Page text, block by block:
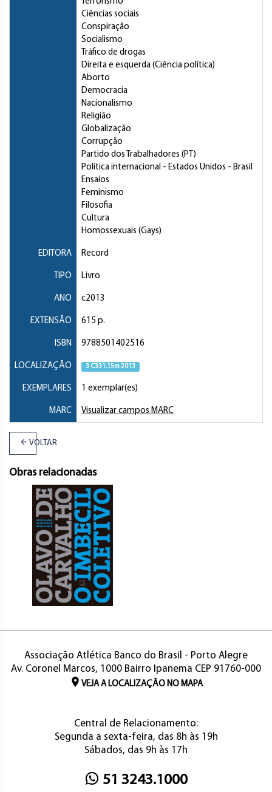
Ciências sociais
Conspiração
Socialismo
Tráfico de drogas
Direita e esquerda (Ciência política)
Aborto
Democracia
Nacionalismo
Religião
Globalização
Corrupção
Partido dos Trabalhadores (PT)
Política internacional - Estados Unidos - Brasil
Ensaios
Feminismo
Filosofia
Cultura
Homossexuais (Gays)
EDITORA Record
TIPO Livro
ANO c2013
EXTENSÃO 615 p.
ISBN 9788501402516
LOCALIZAÇÃO 3 C331.15m 2013
EXEMPLARES 1 exemplar(es)
MARC Visualizar campos MARC
VOLTAR
Obras relacionadas
Associação Atlética Banco do Brasil - Porto Alegre
Av. Coronel Marcos, 1000 Bairro Ipanema CEP 91760-000
VEJA A LOCALIZAÇÃO NO MAPA
Central de Relacionamento:
Segunda a sexta-feira, das 8h às 19h
Sábados, das 9h às 17h
51 3243.1000